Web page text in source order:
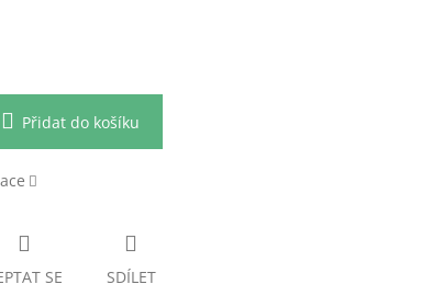
Přidat do košíku
SE SDÍLET